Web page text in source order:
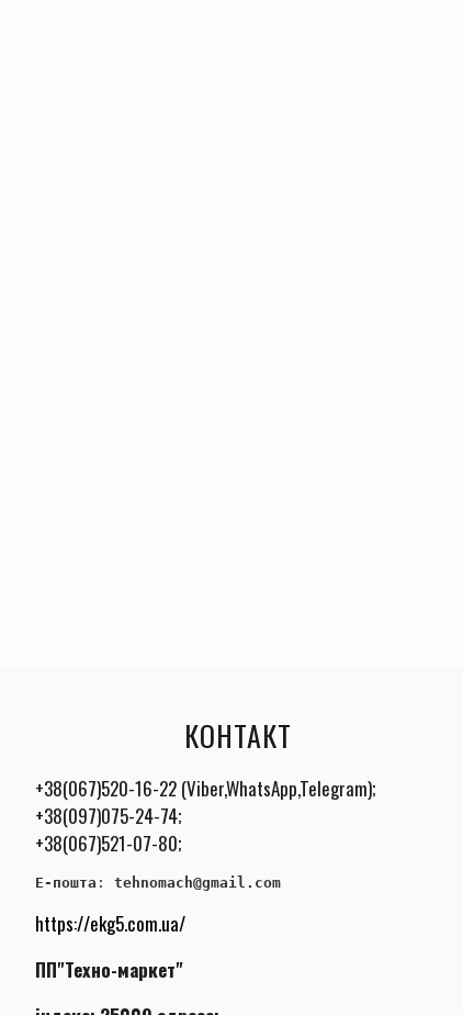
КОНТАКТ
+38(067)520-16-22 (Viber,WhatsApp,Telegram);
+38(097)075-24-74;
+38(067)521-07-80;
E-пошта : tehnomach@gmail.com
https://ekg5.com.ua/
ПП"Техно-маркет"